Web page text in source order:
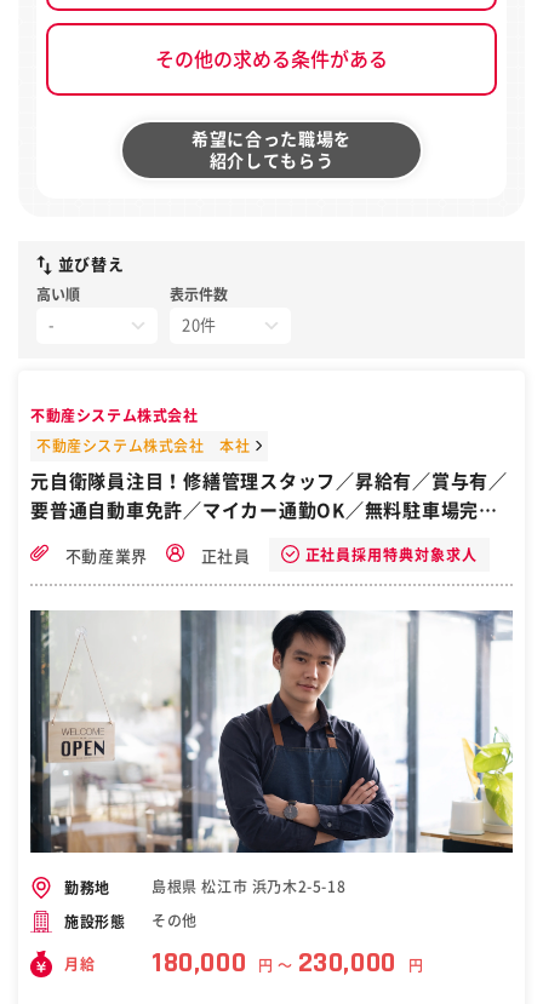
その他の求める条件がある
希望に合った職場を
紹介してもらう
並び替え
高い順 表示件数
不動産システム株式会社
不動産システム株式会社 本社
元自衛隊員注目！修繕管理スタッフ／昇給有／賞与有／
要普通自動車免許／マイカー通勤OK／無料駐車場完備
不動産業界 正社員 正社員採用特典対象求人
勤務地 島根県 松江市 浜乃木2-5-18
施設形態 その他
月給 180,000 円 〜 230,000 円